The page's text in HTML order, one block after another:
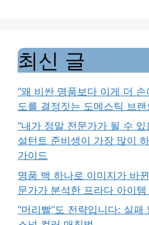
최신 글
“왜 비싼 명품보다 이게 더
도를 결정짓는 도메스틱 브
“내가 정말 전문가가 될 수
설턴트 준비생이 가장 많이
가이드
명품 백 하나로 이미지가 바
문가가 분석한 프라다 아이
“머리빨”도 전략입니다: 실패